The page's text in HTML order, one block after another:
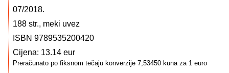
07/2018.
188 str., meki uvez
ISBN 9789535200420
Cijena: 13.14 eur
Preračunato po fiksnom tečaju konverzije 7,53450 kuna za 1 euro